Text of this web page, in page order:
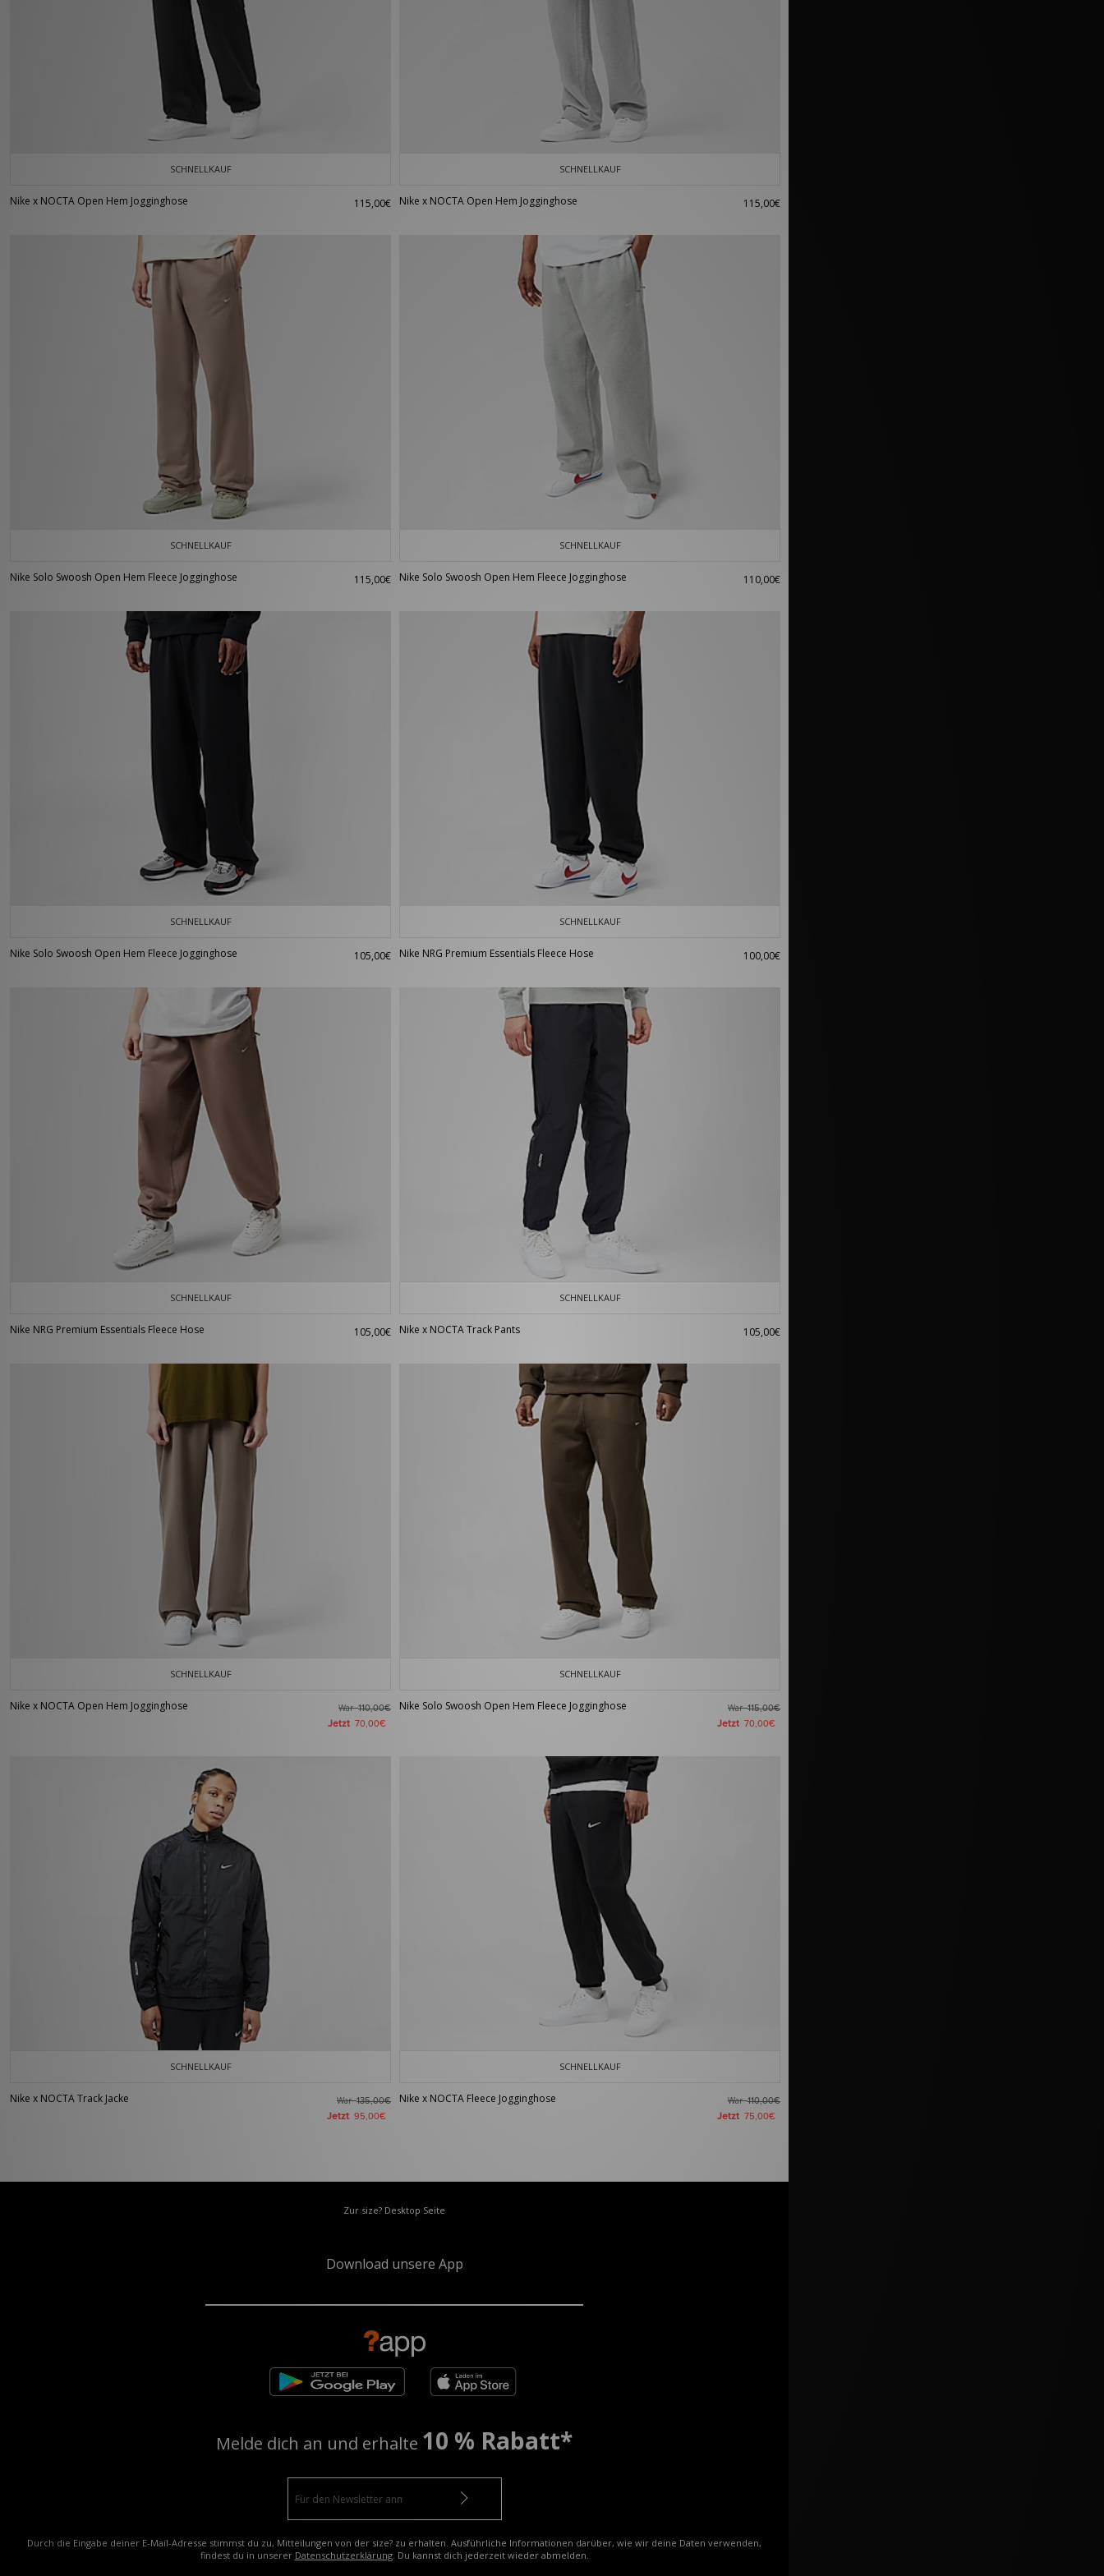
SCHNELLKAUF
Nike x NOCTA Open Hem Jogginghose 115,00€
SCHNELLKAUF
Nike x NOCTA Open Hem Jogginghose 115,00€
SCHNELLKAUF
Nike Solo Swoosh Open Hem Fleece Jogginghose 115,00€
SCHNELLKAUF
Nike Solo Swoosh Open Hem Fleece Jogginghose 110,00€
SCHNELLKAUF
Nike Solo Swoosh Open Hem Fleece Jogginghose 105,00€
SCHNELLKAUF
Nike NRG Premium Essentials Fleece Hose 100,00€
SCHNELLKAUF
Nike NRG Premium Essentials Fleece Hose 105,00€
SCHNELLKAUF
Nike x NOCTA Track Pants 105,00€
SCHNELLKAUF
Nike x NOCTA Open Hem Jogginghose War110,00€
Jetzt 70,00€
SCHNELLKAUF
Nike Solo Swoosh Open Hem Fleece Jogginghose War115,00€
Jetzt 70,00€
SCHNELLKAUF
Nike x NOCTA Track Jacke War135,00€
Jetzt 95,00€
SCHNELLKAUF
Nike x NOCTA Fleece Jogginghose War110,00€
Jetzt 75,00€
Zur size? Desktop Seite
Download unsere App
Melde dich an und erhalte 10 % Rabatt*
Durch die Eingabe deiner E-Mail-Adresse stimmst du zu, Mitteilungen von der size? zu erhalten. Ausführliche Informationen darüber, wie wir deine Daten verwenden,
findest du in unserer Datenschutzerklärung. Du kannst dich jederzeit wieder abmelden.